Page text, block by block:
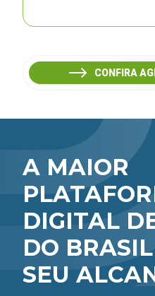
CONFIRA
A MAIOR
DIGITAL
DO
SEU